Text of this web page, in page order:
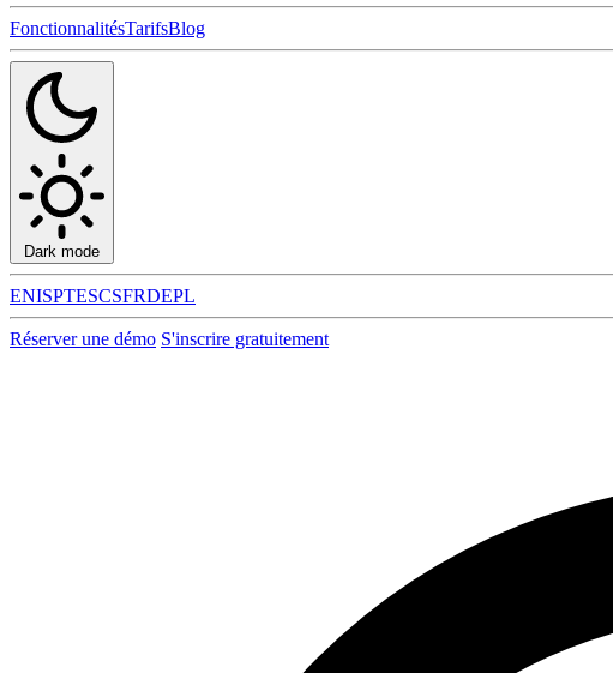
FonctionnalitésTarifsBlog
Dark mode
ENISPTESCSFRDEPL
Réserver une démo S'inscrire gratuitement